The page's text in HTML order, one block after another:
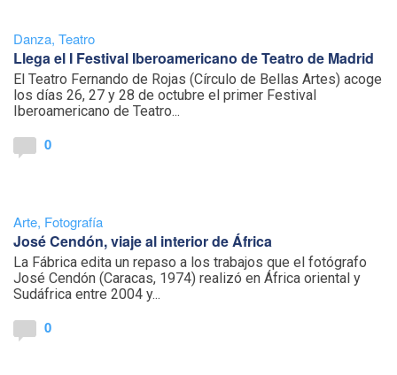
Danza, Teatro
Llega el I Festival Iberoamericano de Teatro de Madrid
El Teatro Fernando de Rojas (Círculo de Bellas Artes) acoge
los días 26, 27 y 28 de octubre el primer Festival
Iberoamericano de Teatro...
0
Arte, Fotografía
José Cendón, viaje al interior de África
La Fábrica edita un repaso a los trabajos que el fotógrafo
José Cendón (Caracas, 1974) realizó en África oriental y
Sudáfrica entre 2004 y...
0